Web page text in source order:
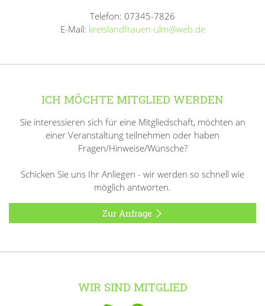
Telefon: 07345-7826
E-Mail: kreislandfrauen-ulm@web.de
ICH MÖCHTE MITGLIED WERDEN
Sie interessieren sich für eine Mitgliedschaft, möchten an
einer Veranstaltung teilnehmen oder haben
Fragen/Hinweise/Wünsche?
Schicken Sie uns Ihr Anliegen - wir werden so schnell wie
möglich antworten.
Zur Anfrage
WIR SIND MITGLIED